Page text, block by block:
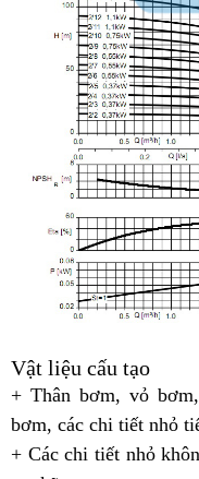
Vật liệu cấu tạo
+ Thân bơm, vỏ
bơm, các chi tiết nhỏ
+ Các chi tiết nhỏ